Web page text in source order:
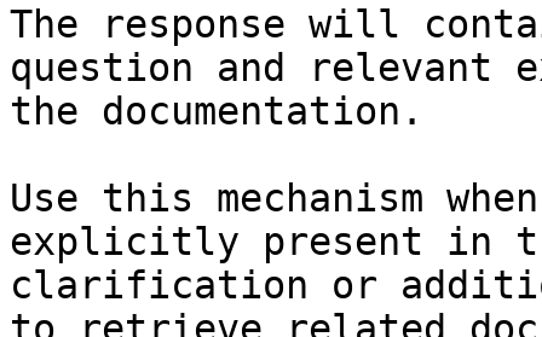
The response will
question and relevant
the documentation.
Use this mechanism
explicitly present in
clarification or